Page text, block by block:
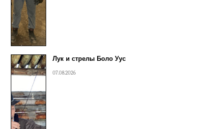
Лук и стрелы Боло Уус
07.08.2026